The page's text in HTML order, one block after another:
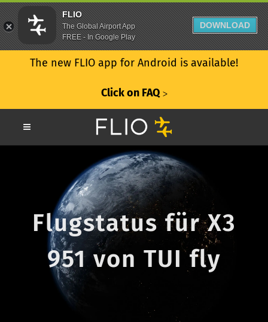
The new FLIO app for Android is available!
Click on FAQ ᐳ
Flugstatus für X3
951 von TUI fly
FLIO
The Global Airport App
FREE - In Google Play
DOWNLOAD